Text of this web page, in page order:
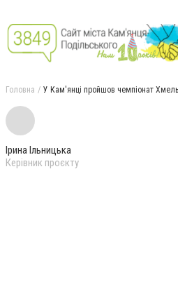
Головна У Кам'янці пройшов чемпіонат
Ірина Ільницька
Керівник проєкту